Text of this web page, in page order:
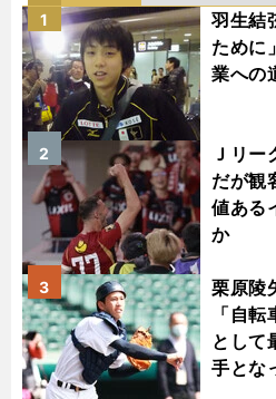
羽生結
ために
業への
1
Ｊリー
だが観
値ある
か
2
栗原陵
「自
として
手とな
3